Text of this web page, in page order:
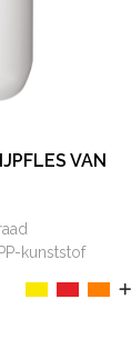
VAN
kunststof